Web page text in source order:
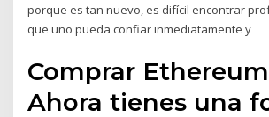
porque es tan nuevo, es difícil encontrar
que uno pueda confiar inmediatamente y
Comprar Ethereum
Ahora tienes una